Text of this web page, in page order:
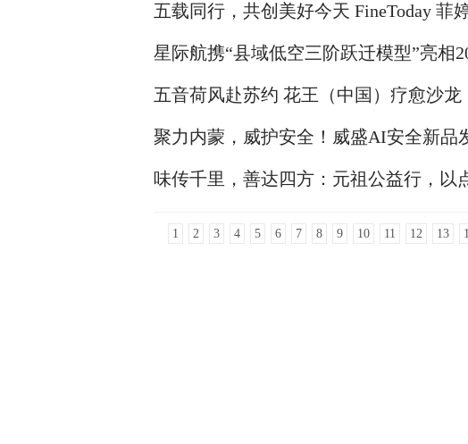
五载同行，共创美好今天 FineToday 菲
星际航携“县域低空三阶跃迁模型”亮相
五音荷风赴苏约 花王（中国）疗愈沙龙
聚力内蒙，威护安全！威盛AI安全新品
味传千里，善达四方：元祖公益行，以
1 2 3 4 5 6 7 8 9 10 11 12 13